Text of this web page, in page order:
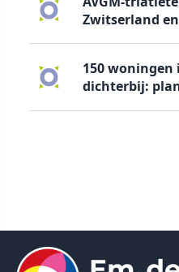
Zwitserland
150 woningen
dichterbij: